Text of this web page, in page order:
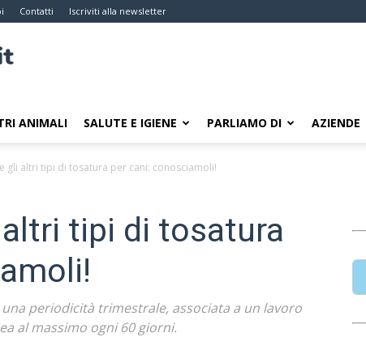
Contatti Iscriviti alla newsletter
ANIMALI SALUTE E IGIENE PARLIAMO DI AZIENDE
gli altri tipi di tosatura per cani: conosciamoli!
tipi di tosatura
periodicità trimestrale, associata a un lavoro
al massimo ogni 60 giorni.